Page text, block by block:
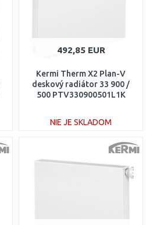
492,85 EUR
Kermi Therm X2 Plan-V
deskový radiátor 33 900 /
500 PTV330900501L1K
NIE JE SKLADOM
DO KOŠÍKA
Porovnať